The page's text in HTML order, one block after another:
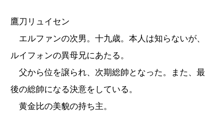
鷹刀リュイセン
エルファンの次男。十九歳。本人は知らないが、
ルイフォンの異母兄にあたる。
父から位を譲られ、次期総帥となった。また、最
後の総帥になる決意をしている。
黄金比の美貌の持ち主。